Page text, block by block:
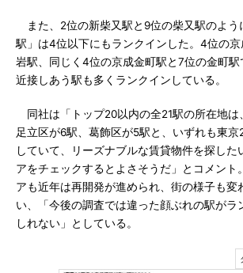
また、2位の新柴又駅と9位の柴又駅のよう
駅」は4位以下にもランクインした。4位の
岩駅、同じく4位の京成金町駅と7位の金町
近接しあう駅も多くランクインしている。
同社は「トップ20以内の全21駅の所在地は
足立区が6駅、葛飾区が5駅と、いずれも東
していて、リーズナブルな賃貸物件を探した
アをチェックするとよさそうだ」とコメント
アも近年は再開発が進められ、街の様子も変
い、「今後の調査では違った顔ぶれの駅がラ
しれない」としている。